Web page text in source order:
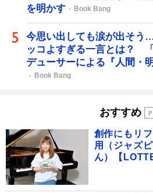
を明かす
Book Bang
今思い出しても涙が出そう
ッコよすぎる一言とは？
デューサーによる『人間・
Book Bang
おすすめ
創作にもリ
用（ジャズ
ん）【